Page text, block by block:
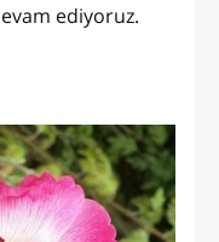
ediyoruz.